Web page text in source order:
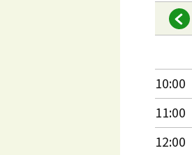
10:00
11:00
12:00